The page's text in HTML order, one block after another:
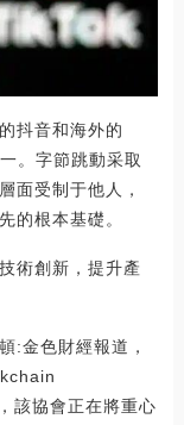
抖音和海外的
。字節跳動采取
面受制于他人，
的根本基礎。
術創新，提升產
:金色財經報道，
該協會正在將重心